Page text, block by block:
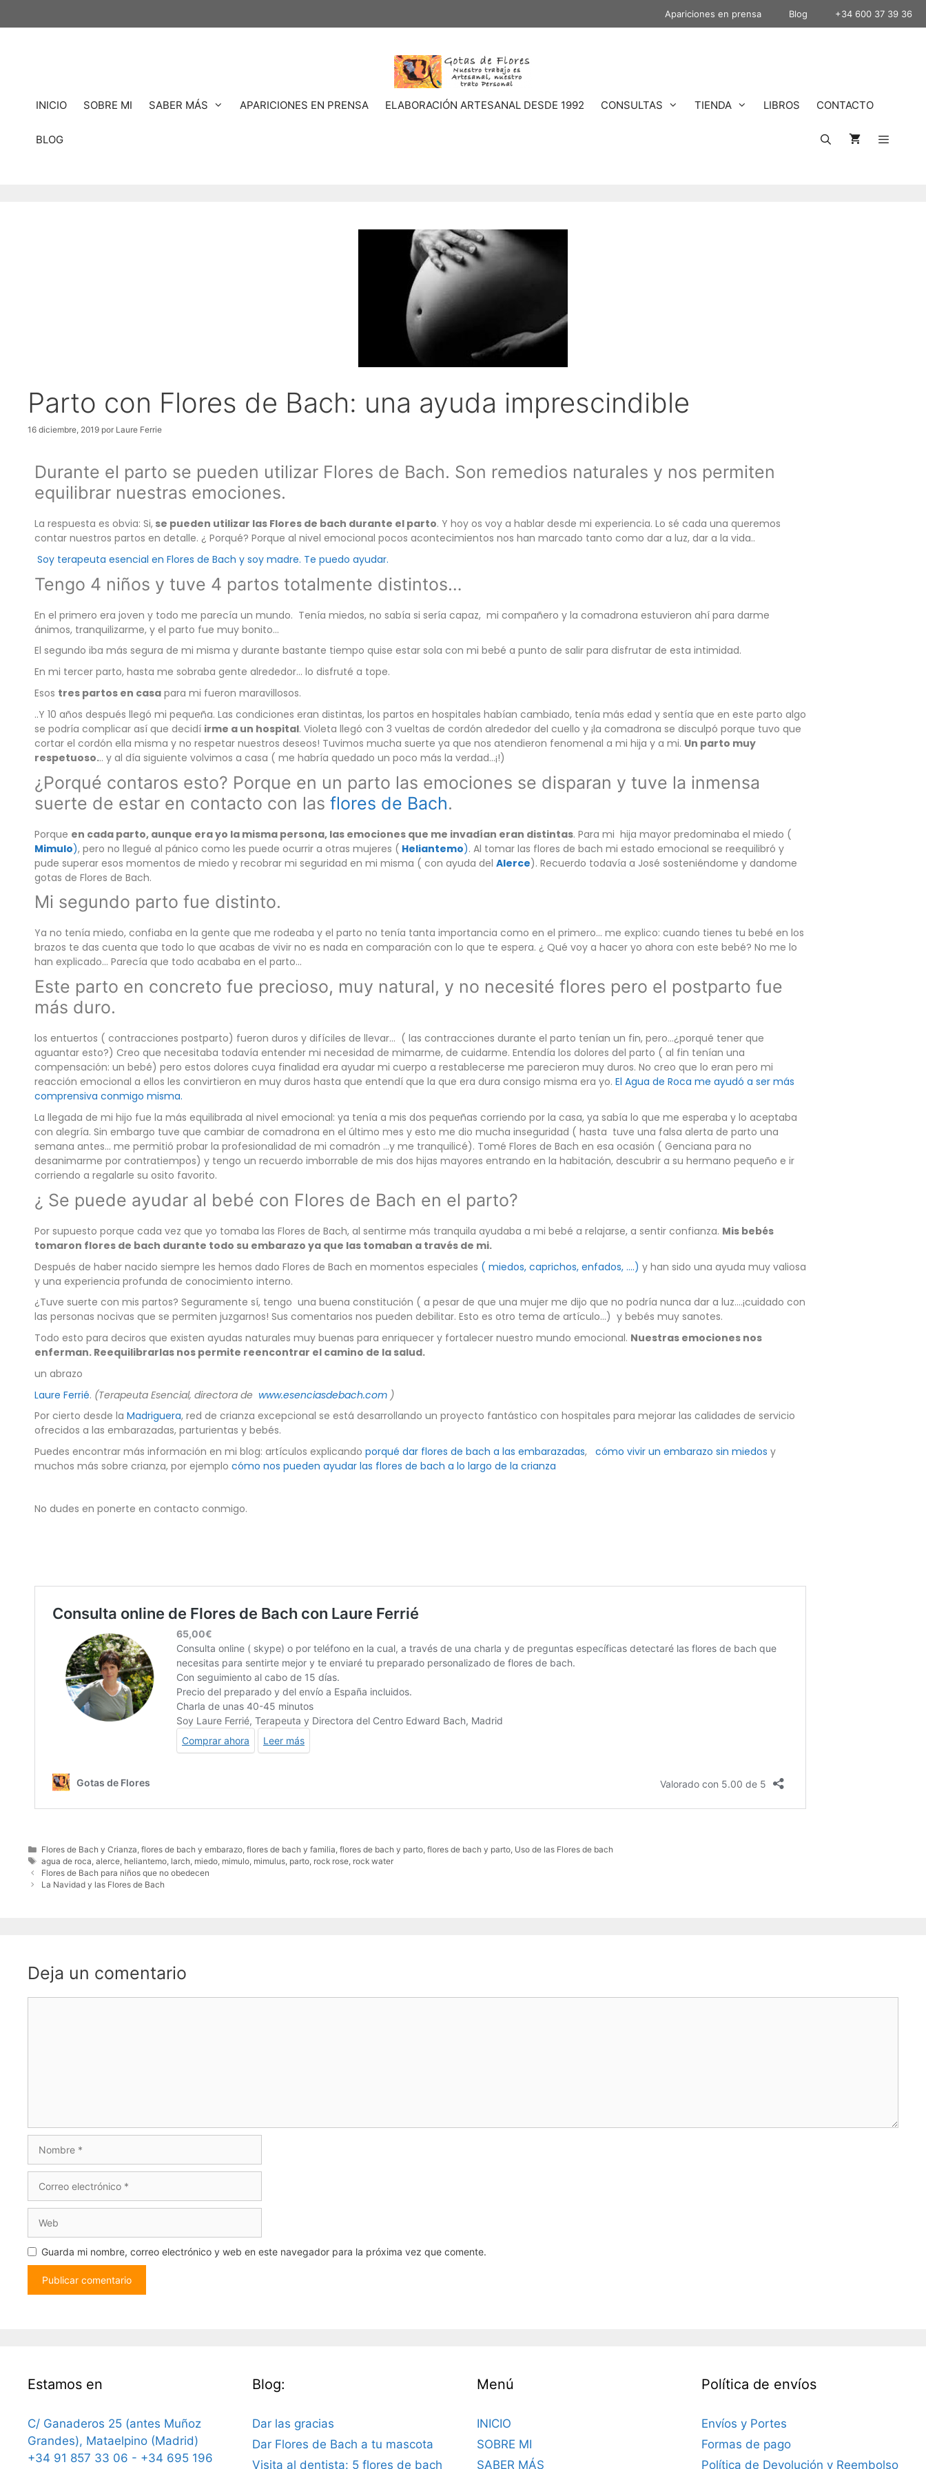
Apariciones en prensa Blog +34 600 37 39 36
INICIO SOBRE MI SABER MÁS APARICIONES EN PRENSA ELABORACIÓN ARTESANAL DESDE 1992 CONSULTAS TIENDA LIBROS CONTACTO
BLOG
Parto con Flores de Bach: una ayuda imprescindible
16 diciembre, 2019 por Laure Ferrie
Durante el parto se pueden utilizar Flores de Bach. Son remedios naturales y nos permiten
equilibrar nuestras emociones.
La respuesta es obvia: Si, se pueden utilizar las Flores de bach durante el parto. Y hoy os voy a hablar desde mi experiencia. Lo sé cada una queremos
contar nuestros partos en detalle. ¿ Porqué? Porque al nivel emocional pocos acontecimientos nos han marcado tanto como dar a luz, dar a la vida..
Soy terapeuta esencial en Flores de Bach y soy madre. Te puedo ayudar.
Tengo 4 niños y tuve 4 partos totalmente distintos…
En el primero era joven y todo me parecía un mundo. Tenía miedos, no sabía si sería capaz, mi compañero y la comadrona estuvieron ahí para darme
ánimos, tranquilizarme, y el parto fue muy bonito…
El segundo iba más segura de mi misma y durante bastante tiempo quise estar sola con mi bebé a punto de salir para disfrutar de esta intimidad.
En mi tercer parto, hasta me sobraba gente alrededor… lo disfruté a tope.
Esos tres partos en casa para mi fueron maravillosos.
..Y 10 años después llegó mi pequeña. Las condiciones eran distintas, los partos en hospitales habían cambiado, tenía más edad y sentía que en este parto algo
se podría complicar así que decidí irme a un hospital. Violeta llegó con 3 vueltas de cordón alrededor del cuello y ¡la comadrona se disculpó porque tuvo que
cortar el cordón ella misma y no respetar nuestros deseos! Tuvimos mucha suerte ya que nos atendieron fenomenal a mi hija y a mi. Un parto muy
respetuoso... y al día siguiente volvimos a casa ( me habría quedado un poco más la verdad…¡!)
¿Porqué contaros esto? Porque en un parto las emociones se disparan y tuve la inmensa
suerte de estar en contacto con las flores de Bach.
Porque en cada parto, aunque era yo la misma persona, las emociones que me invadían eran distintas. Para mi hija mayor predominaba el miedo (
Mimulo), pero no llegué al pánico como les puede ocurrir a otras mujeres ( Heliantemo). Al tomar las flores de bach mi estado emocional se reequilibró y
pude superar esos momentos de miedo y recobrar mi seguridad en mi misma ( con ayuda del Alerce). Recuerdo todavía a José sosteniéndome y dandome
gotas de Flores de Bach.
Mi segundo parto fue distinto.
Ya no tenía miedo, confiaba en la gente que me rodeaba y el parto no tenía tanta importancia como en el primero… me explico: cuando tienes tu bebé en los
brazos te das cuenta que todo lo que acabas de vivir no es nada en comparación con lo que te espera. ¿ Qué voy a hacer yo ahora con este bebé? No me lo
han explicado… Parecía que todo acababa en el parto…
Este parto en concreto fue precioso, muy natural, y no necesité flores pero el postparto fue
más duro.
los entuertos ( contracciones postparto) fueron duros y difíciles de llevar… ( las contracciones durante el parto tenían un fin, pero…¿porqué tener que
aguantar esto?) Creo que necesitaba todavía entender mi necesidad de mimarme, de cuidarme. Entendía los dolores del parto ( al fin tenían una
compensación: un bebé) pero estos dolores cuya finalidad era ayudar mi cuerpo a restablecerse me parecieron muy duros. No creo que lo eran pero mi
reacción emocional a ellos les convirtieron en muy duros hasta que entendí que la que era dura consigo misma era yo. El Agua de Roca me ayudó a ser más
comprensiva conmigo misma.
La llegada de mi hijo fue la más equilibrada al nivel emocional: ya tenía a mis dos pequeñas corriendo por la casa, ya sabía lo que me esperaba y lo aceptaba
con alegría. Sin embargo tuve que cambiar de comadrona en el último mes y esto me dio mucha inseguridad ( hasta tuve una falsa alerta de parto una
semana antes… me permitió probar la profesionalidad de mi comadrón …y me tranquilicé). Tomé Flores de Bach en esa ocasión ( Genciana para no
desanimarme por contratiempos) y tengo un recuerdo imborrable de mis dos hijas mayores entrando en la habitación, descubrir a su hermano pequeño e ir
corriendo a regalarle su osito favorito.
¿ Se puede ayudar al bebé con Flores de Bach en el parto?
Por supuesto porque cada vez que yo tomaba las Flores de Bach, al sentirme más tranquila ayudaba a mi bebé a relajarse, a sentir confianza. Mis bebés
tomaron flores de bach durante todo su embarazo ya que las tomaban a través de mi.
Después de haber nacido siempre les hemos dado Flores de Bach en momentos especiales ( miedos, caprichos, enfados, ….) y han sido una ayuda muy valiosa
y una experiencia profunda de conocimiento interno.
¿Tuve suerte con mis partos? Seguramente sí, tengo una buena constitución ( a pesar de que una mujer me dijo que no podría nunca dar a luz….¡cuidado con
las personas nocivas que se permiten juzgarnos! Sus comentarios nos pueden debilitar. Esto es otro tema de artículo…) y bebés muy sanotes.
Todo esto para deciros que existen ayudas naturales muy buenas para enriquecer y fortalecer nuestro mundo emocional. Nuestras emociones nos
enferman. Reequilibrarlas nos permite reencontrar el camino de la salud.
un abrazo
Laure Ferrié. (Terapeuta Esencial, directora de www.esenciasdebach.com )
Por cierto desde la Madriguera, red de crianza excepcional se está desarrollando un proyecto fantástico con hospitales para mejorar las calidades de servicio
ofrecidos a las embarazadas, parturientas y bebés.
Puedes encontrar más información en mi blog: artículos explicando porqué dar flores de bach a las embarazadas, cómo vivir un embarazo sin miedos y
muchos más sobre crianza, por ejemplo cómo nos pueden ayudar las flores de bach a lo largo de la crianza
No dudes en ponerte en contacto conmigo.
Flores de Bach y Crianza ,flores de bach y embarazo ,flores de bach y familia ,flores de bach y parto ,flores de bach y parto Uso de las Flores de bach
agua de roca ,alerce heliantemo larch miedo mimulo mimulus parto rock rose rock water
Flores de Bach para niños que no obedecen
La Navidad y las Flores de Bach
Deja un comentario
Guarda mi nombre, correo electrónico y web en este navegador para la próxima vez que comente.
Estamos en
C/ Ganaderos 25 (antes Muñoz
Grandes), Mataelpino (Madrid)
+34 91 857 33 06 - +34 695 196
Blog:
Dar las gracias
Dar Flores de Bach a tu mascota
Visita al dentista: 5 flores de bach
Menú
INICIO
SOBRE MI
SABER MÁS
Política de envíos
Envíos y Portes
Formas de pago
Política de Devolución y Reembolso